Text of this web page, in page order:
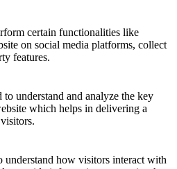
certain functionalities like
on social media platforms, collect
features.
to understand and analyze the key
which helps in delivering a
understand how visitors interact with